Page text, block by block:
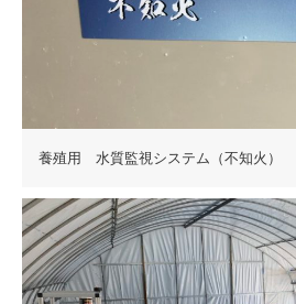
養殖用 水質監視システム（不知火）